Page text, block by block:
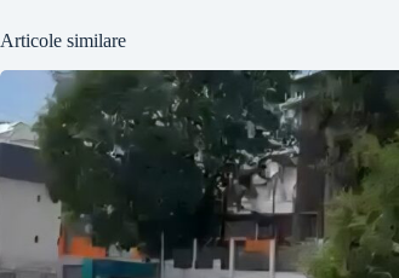
Articole similare